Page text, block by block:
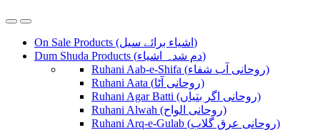
On Sale Products (اشیاء برائے سیل)
Dum Shuda Products (دم شدہ اشیاء)
Ruhani Aab-e-Shifa (روحانی آب شفاء)
Ruhani Aata (روحانی آٹا)
Ruhani Agar Batti (روحانی اگر بتیاں)
Ruhani Alwah (روحانی الواح)
Ruhani Arq-e-Gulab (روحانی عرق گلاب)